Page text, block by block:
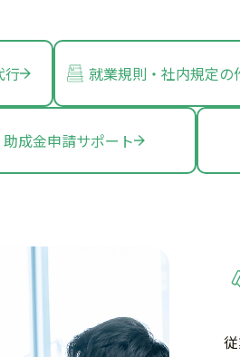
行 就業規則・社内規定の
助成金申請サポート